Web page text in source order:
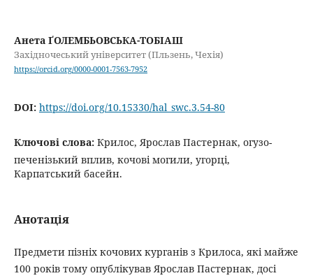
Анета ҐОЛЕМБЬОВСЬКА-ТОБІАШ
Західночеський університет (Пльзень, Чехія)
https://orcid.org/0000-0001-7563-7952
DOI: https://doi.org/10.15330/hal_swc.3.54-80
Ключові слова: Крилос, Ярослав Пастернак, огузо-
печенізький вплив, кочові могили, угорці,
Карпатський басейн.
Анотація
Предмети пізніх кочових курганів з Крилоса, які майже
100 років тому опублікував Ярослав Пастернак, досі